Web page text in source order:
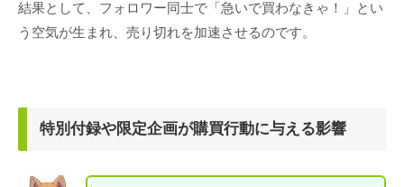
結果として、フォロワー同士で「急いで買わなきゃ！」とい
う空気が生まれ、売り切れを加速させるのです。
特別付録や限定企画が購買行動に与える影響